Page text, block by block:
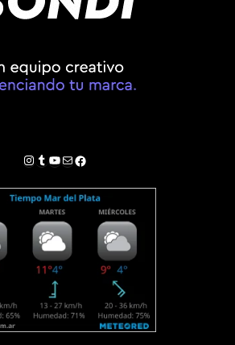
Instagram
Tumblr
YouTube
Correo electrónico
Facebook